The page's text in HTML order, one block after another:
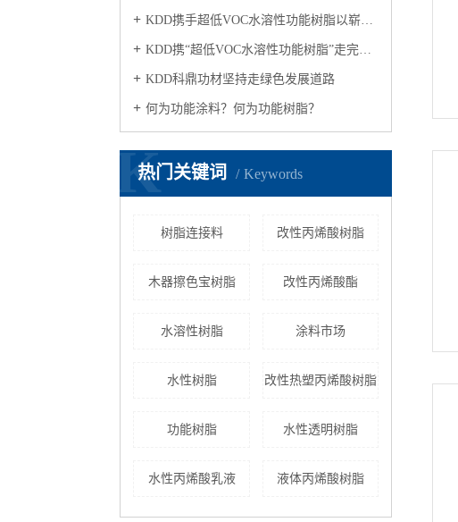
KDD携手超低VOC水溶性功能树脂以崭新的面貌亮相2018广州涂展，得到国内外宾客的高度关注
KDD携“超低VOC水溶性功能树脂”走完第二十三届涂展旅程
KDD科鼎功材坚持走绿色发展道路
何为功能涂料？何为功能树脂？
热门关键词 Keywords
K
树脂连接料 改性丙烯酸树脂
木器擦色宝树脂 改性丙烯酸酯
水溶性树脂 涂料市场
水性树脂 改性热塑丙烯酸树脂
功能树脂 水性透明树脂
水性丙烯酸乳液 液体丙烯酸树脂